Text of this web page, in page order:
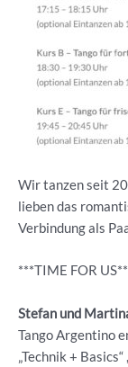
Wir tanzen seit
lieben das
Verbindung als
***TIME FOR
Stefan und
Tango Argentino
„Technik +